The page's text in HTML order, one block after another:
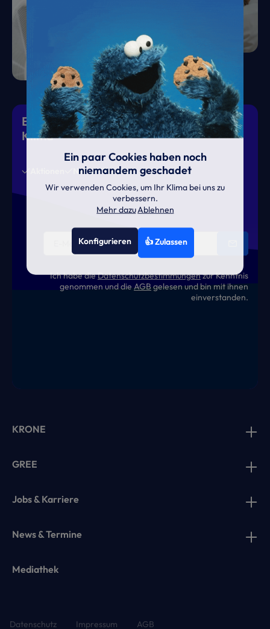
Eiskalte Deals & heiße News für gutes
Klima
News Termine
Ich habe dieDatenschutzbestimmungenzur Kenntnis
genommen und die AGB gelesen und bin mit ihnen
einverstanden.
KRONE
GREE
Jobs & Karriere
News & Termine
Mediathek
Datenschutz Impressum AGB
Ein paar Cookies haben noch
niemandem geschadet
Wir verwenden Cookies, um Ihr Klima bei uns zu
verbessern.
Mehr dazuAblehnen
Konfigurieren 👍 Zulassen